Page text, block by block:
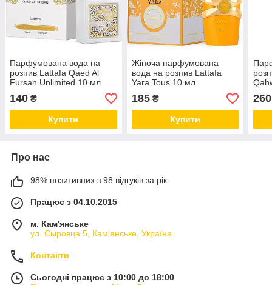
Парфумована вода на
розпив Lattafa Qaed Al
Fursan Unlimited 10 мл
140 ₴
Купити
Жіноча парфумована
вода на розпив Lattafa
Yara Tous 10 мл
185₴
Купити
260
Про нас
98% позитивних з 98 відгуків за рік
Працює з 04.10.2015
м. Кам'янське
ул. Сыровца 5, Кам'янське, Україна
Контакти
Сьогодні працює з 10:00 до 18:00